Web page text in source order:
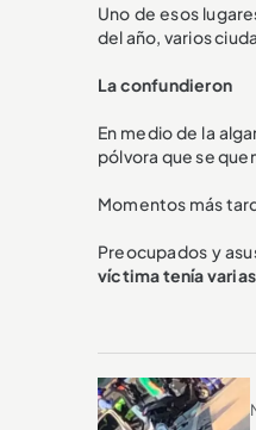
Uno de esos
del año, varios
La confundieron
En medio de la
pólvora que se
Momentos más
Preocupados y
víctima tenía